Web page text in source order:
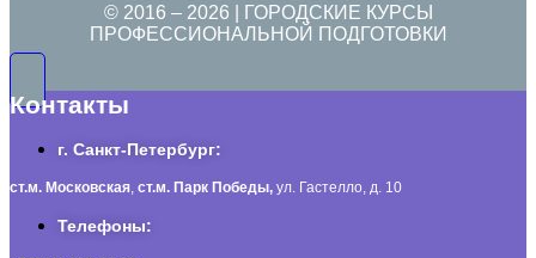
© 2016 – 2026 | ГОРОДСКИЕ КУРСЫ
ПРОФЕССИОНАЛЬНОЙ ПОДГОТОВКИ
Контакты
г. Санкт-Петербург:
ст.м. Московская, ст.м. Парк Победы, ул. Гастелло, д. 10
Телефоны: